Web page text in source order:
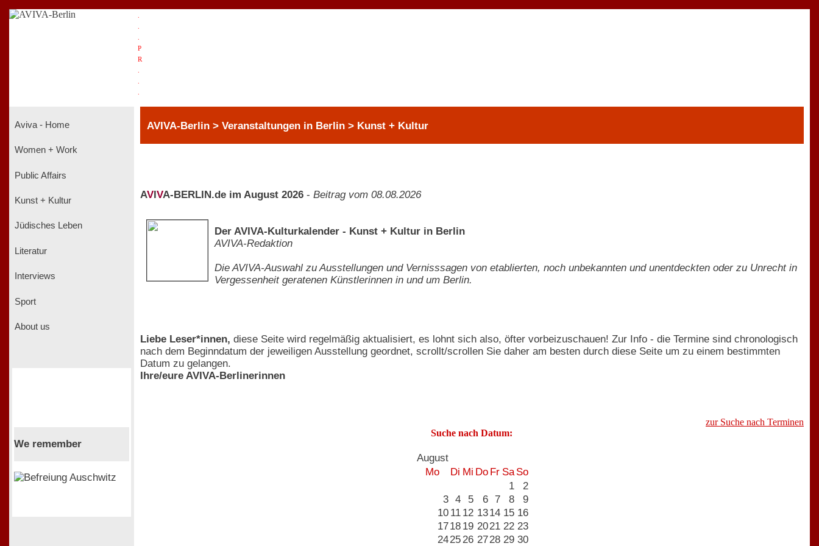
P
R
Aviva - Home
Women + Work
Public Affairs
Kunst + Kultur
Jüdisches Leben
Literatur
Interviews
Sport
About us
We remember
AVIVA-Berlin > Veranstaltungen in Berlin > Kunst + Kultur
AV VA-BERLIN.de im August 2026 - Beitrag vom 08.08.2026
Der AVIVA-Kulturkalender - Kunst + Kultur in Berlin
AVIVA-Redaktion
Die AVIVA-Auswahl zu Ausstellungen und Vernisssagen von etablierten, noch unbekannten und unentdeckten oder zu Unrecht in
Vergessenheit geratenen Künstlerinnen in und um Berlin.
Liebe Leser*innen, diese Seite wird regelmäßig aktualisiert, es lohnt sich also, öfter vorbeizuschauen! Zur Info - die Termine sind chronologisch
nach dem Beginndatum der jeweiligen Ausstellung geordnet, scrollt/scrollen Sie daher am besten durch diese Seite um zu einem bestimmten
Datum zu gelangen.
Ihre/eure AVIVA-Berlinerinnen
zur Suche nach Terminen
Suche nach Datum:
August
Mo
Di Mi Do Fr Sa So
1
2
3 4 5 6 7 8
9
10 11 12 1314 15 16
1718 19 2021 22 23
2425 26 2728 29 30